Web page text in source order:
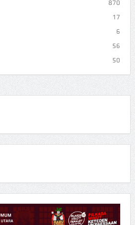
870
17
6
56
50